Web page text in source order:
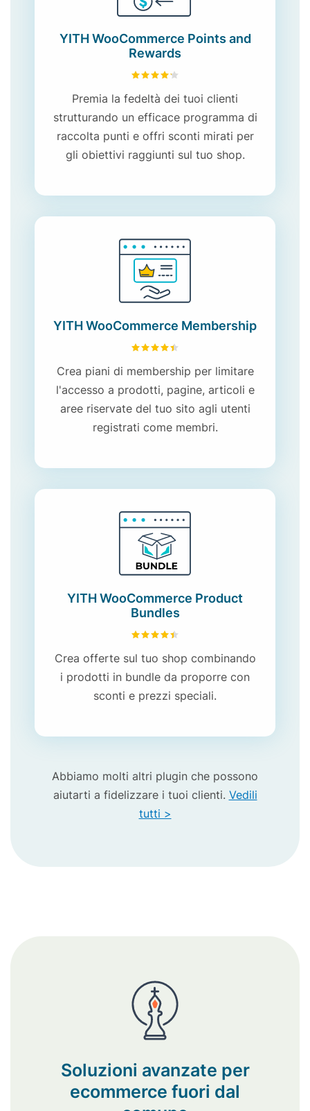
YITH WooCommerce Points and
Rewards
Premia la fedeltà dei tuoi clienti
strutturando un efficace programma di
raccolta punti e offri sconti mirati per
gli obiettivi raggiunti sul tuo shop.
YITH WooCommerce Membership
Crea piani di membership per limitare
l'accesso a prodotti, pagine, articoli e
aree riservate del tuo sito agli utenti
registrati come membri.
YITH WooCommerce Product
Bundles
Crea offerte sul tuo shop combinando
i prodotti in bundle da proporre con
sconti e prezzi speciali.
Abbiamo molti altri plugin che possono
aiutarti a fidelizzare i tuoi clienti. Vedili
tutti >
Soluzioni avanzate per
ecommerce fuori dal